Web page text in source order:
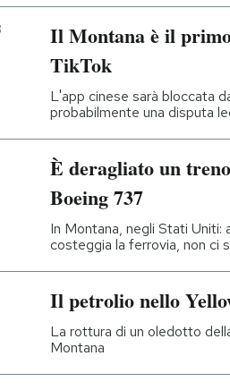
Il Montana è il
TikTok
L'app cinese sarà bloccata
probabilmente una disputa
È deragliato un
Boeing 737
In Montana, negli Stati
costeggia la ferrovia, non ci
Il petrolio nello
La rottura di un oledotto
Montana